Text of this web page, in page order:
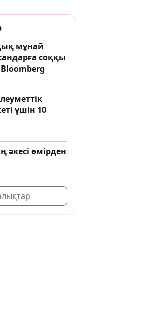
мұнай
соққы
үшін 10
өмірден